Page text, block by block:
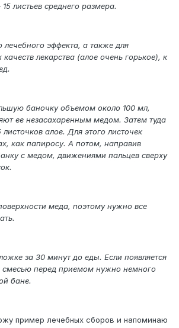
листьев среднего размера.
эффекта, а также для
лекарства (алое очень горькое), к
баночку объемом около 100 мл,
ее незасахаренным медом. Затем туда
алое. Для этого листочек
как папиросу. А потом, направив
с медом, движениями пальцев сверху
меда, поэтому нужно все
за 30 минут до еды. Если появляется
смесью перед приемом нужно немного
бане.
пример лечебных сборов и напоминаю